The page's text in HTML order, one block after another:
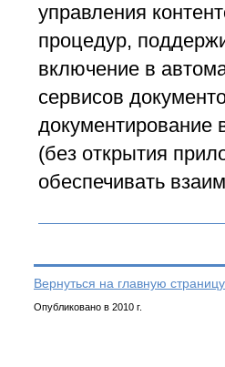
управления
процедур,
включение в
сервисов
документирование
(без открытия
обеспечивать
Вернуться на главную
Опубликовано в 2010 г.